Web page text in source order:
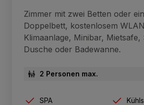
Zimmer mit zwei Betten oder
Doppelbett, kostenlosem
Klimaanlage, Minibar, Mietsafe,
Dusche oder Badewanne.
2 Personen max.
SPA